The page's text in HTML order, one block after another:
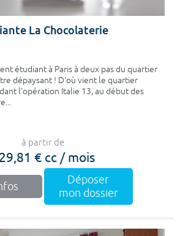
La Chocolaterie
étudiant à Paris à deux pas du quartier
dépaysant ! D'où vient le quartier
l'opération Italie 13, au début des
à partir de
€ cc / mois
Déposer
mon dossier